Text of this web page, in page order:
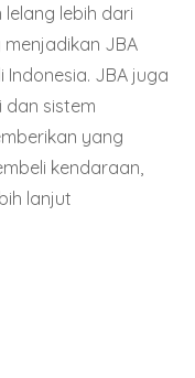
lelang lebih dari
JBA
JBA juga
sistem
yang
kendaraan,
lanjut